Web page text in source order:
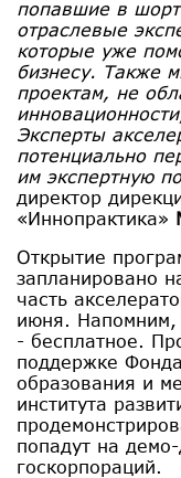
попавшие в
отраслевые
которые уже
бизнесу. Также
проектам, не
Эксперты
потенциально
им экспертную
директор
«Иннопрактика»
Открытие
запланировано
часть
июня. Напомним,
- бесплатное.
поддержке
образования и
института
попадут на
госкорпораций.